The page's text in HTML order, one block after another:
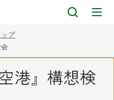
プ
港』構想検